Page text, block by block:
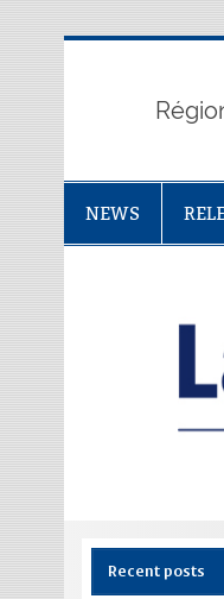
NEWS
Recent posts